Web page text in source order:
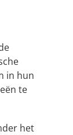
in hun
te
het